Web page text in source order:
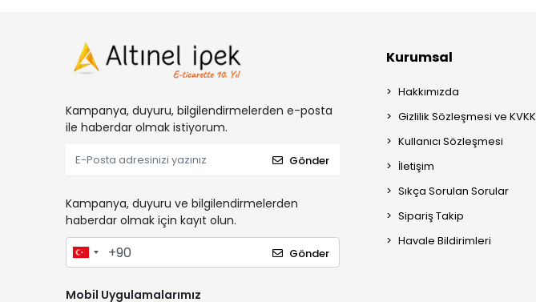
Kampanya, duyuru, bilgilendirmelerden e-posta
ile haberdar olmak istiyorum.
Gönder
Kampanya, duyuru ve bilgilendirmelerden
haberdar olmak için kayıt olun.
Gönder
Mobil Uygulamalarımız
Kurumsal
Hakkımızda
Gizlilik Sözleşmesi ve KVKK
Kullanıcı Sözleşmesi
İletişim
Sıkça Sorulan Sorular
Sipariş Takip
Havale Bildirimleri